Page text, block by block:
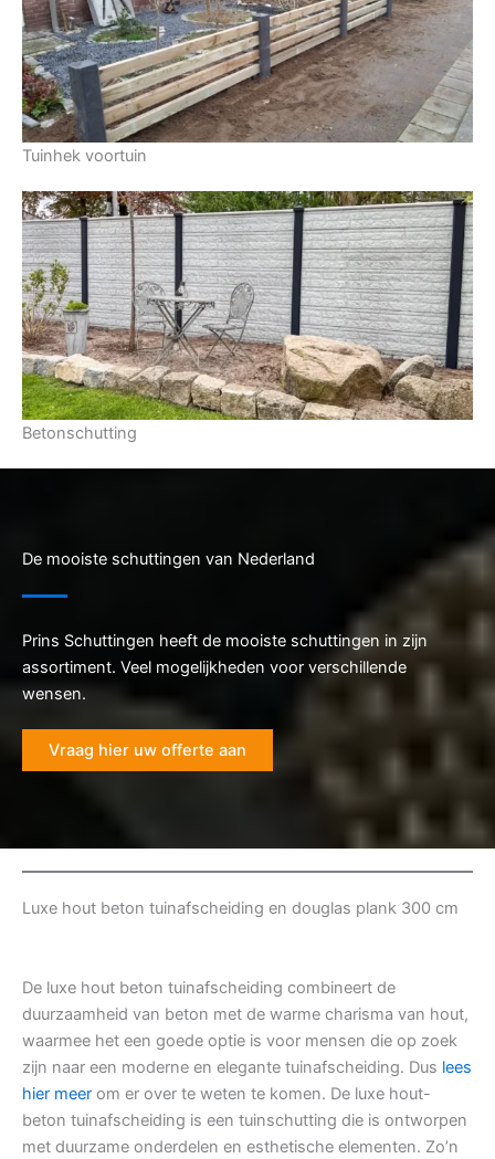
Tuinhek voortuin
Betonschutting
De mooiste schuttingen van Nederland
Prins Schuttingen heeft de mooiste schuttingen in zijn
assortiment. Veel mogelijkheden voor verschillende
wensen.
Vraag hier uw offerte aan
Luxe hout beton tuinafscheiding en douglas plank 300 cm
De luxe hout beton tuinafscheiding combineert de
duurzaamheid van beton met de warme charisma van hout,
waarmee het een goede optie is voor mensen die op zoek
zijn naar een moderne en elegante tuinafscheiding. Dus lees
hier meer om er over te weten te komen. De luxe hout-
beton tuinafscheiding is een tuinschutting die is ontworpen
met duurzame onderdelen en esthetische elementen. Zo’n